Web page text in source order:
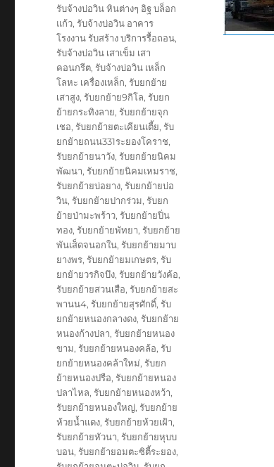
รับจ้างบ่อวิน หินต่างๆ อิฐ บล็อก
แก้ว,รับจ้างบ่อวิน อาคาร
โรงงาน รับสร้าง บริการรื้อถอน,
รับจ้างบ่อวิน เสาเข็ม เสา
คอนกรีต,รับจ้างบ่อวิน เหล็ก
โลหะ เครื่องเหล็ก,รับยกย้าย
เสาสูง,รับยกย้าย9กิโล,รับยก
ย้ายกระทิงลาย,รับยกย้ายจุก
เชอ,รับยกย้ายตะเคียนเตี้ย,รับ
ยกย้ายถนน331ระยองโคราช,
รับยกย้ายนาวัง,รับยกย้ายนิคม
พัฒนา,รับยกย้ายนิคมเหมราช,
รับยกย้ายบ่อยาง,รับยกย้ายบ่อ
วิน,รับยกย้ายปากร่วม,รับยก
ย้ายป่ามะพร้าว,รับยกย้ายปิ่น
ทอง,รับยกย้ายพัทยา,รับยกย้าย
พันเส็ดจนอกใน,รับยกย้ายมาบ
ยางพร,รับยกย้ายมเกษตร,รับ
ยกย้ายวรกิจบึง,รับยกย้ายวังค้อ,
รับยกย้ายสวนเสือ,รับยกย้ายสะ
พานน4,รับยกย้ายสุรศักดิ์,รับ
ยกย้ายหนองกลางดง,รับยกย้าย
หนองก้างปลา,รับยกย้ายหนอง
ขาม,รับยกย้ายหนองคล้อ,รับ
ยกย้ายหนองคล้าใหม่,รับยก
ย้ายหนองปรือ,รับยกย้ายหนอง
ปลาไหล,รับยกย้ายหนองหว้า,
รับยกย้ายหนองใหญ่,รับยกย้าย
ห้วยน้ำแดง,รับยกย้ายห้วยเฝ้า,
รับยกย้ายหัวนา,รับยกย้ายหุบบ
บอน,รับยกย้ายอมตะซิตี้ระยอง,